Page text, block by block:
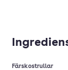
Färskostrullar